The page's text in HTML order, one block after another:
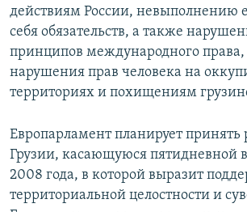
действиям России, невыполнению
себя обязательств, а также
принципов международного
нарушения прав человека на
территориях и похищениям
Европарламент планирует
Грузии, касающуюся пятидневной
2008 года, в которой выразит
территориальной целостности и